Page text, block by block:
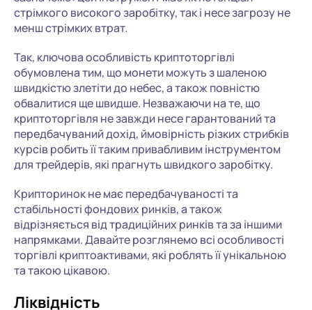
стрімкого високого заробітку, так і несе загрозу не
менш стрімких втрат.
Так, ключова особливість криптоторгівлі
обумовлена ​​тим, що монети можуть з шаленою
швидкістю злетіти до небес, а також повністю
обвалитися ще швидше. Незважаючи на те, що
криптоторгівля не завжди несе гарантований та
передбачуваний дохід, ймовірність різких стрибків
курсів робить її таким привабливим інструментом
для трейдерів, які прагнуть швидкого заробітку.
Крипторинок не має передбачуваності та
стабільності фондових ринків, а також
відрізняється від традиційних ринків та за іншими
напрямками. Давайте розглянемо всі особливості
торгівлі криптоактивами, які роблять її унікальною
та такою цікавою.
Ліквідність